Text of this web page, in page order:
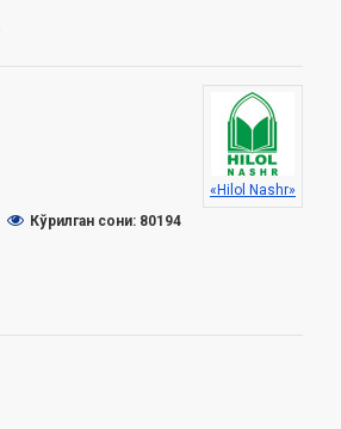
«Hilol Nashr»
Кўрилган сони: 80194